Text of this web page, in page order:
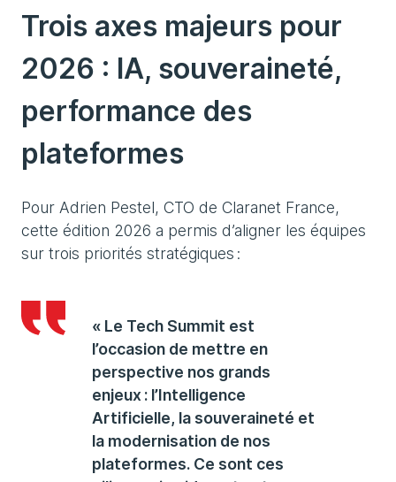
Trois axes majeurs pour
2026 : IA, souveraineté,
performance des
plateformes
Pour Adrien Pestel, CTO de Claranet France,
cette édition 2026 a permis d’aligner les équipes
sur trois priorités stratégiques :
« Le Tech Summit est
l’occasion de mettre en
perspective nos grands
enjeux : l’Intelligence
Artificielle, la souveraineté et
la modernisation de nos
plateformes. Ce sont ces